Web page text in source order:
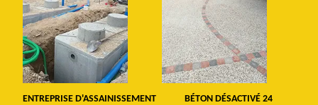
ENTREPRISE D'ASSAINISSEMENT BÉTON DÉSACTIVÉ 24